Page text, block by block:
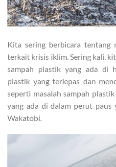
Kita sering berbicara tentang
terkait krisis iklim. Sering kali,
sampah plastik yang ada di
plastik yang terlepas dan
seperti masalah sampah
yang ada di dalam perut
Wakatobi.